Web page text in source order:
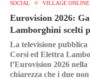
SOCIAL VILLAGE ONLINE
Eurovision 2026:
Lamborghini scelti
La televisione
Corsi ed Elettra
l’Eurovision 2026
chiarezza che i due